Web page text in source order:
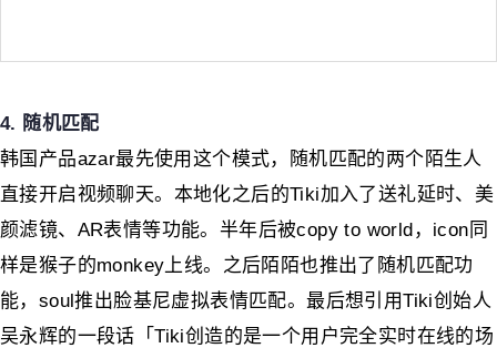
4. 随机匹配
韩国产品azar最先使用这个模式，随机匹配的两个陌生人
直接开启视频聊天。本地化之后的Tiki加入了送礼延时、美
颜滤镜、AR表情等功能。半年后被copy to world，icon同
样是猴子的monkey上线。之后陌陌也推出了随机匹配功
能，soul推出脸基尼虚拟表情匹配。最后想引用Tiki创始人
吴永辉的一段话「Tiki创造的是一个用户完全实时在线的场